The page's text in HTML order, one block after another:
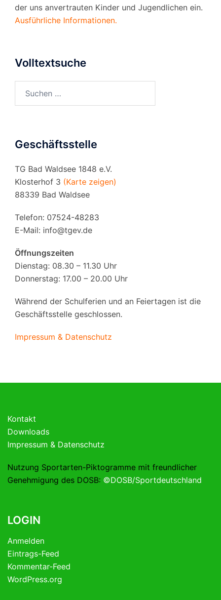
der uns anvertrauten Kinder und Jugendlichen ein.
Ausführliche Informationen.
Volltextsuche
nach:
Geschäftsstelle
TG Bad Waldsee 1848 e.V.
Klosterhof 3 (Karte zeigen)
88339 Bad Waldsee
Telefon: 07524-48283
E-Mail: info@tgev.de
Öffnungszeiten
Dienstag: 08.30 – 11.30 Uhr
Donnerstag: 17.00 – 20.00 Uhr
Während der Schulferien und an Feiertagen ist die
Geschäftsstelle geschlossen.
Impressum & Datenschutz
Kontakt
Downloads
Impressum & Datenschutz
Nutzung Sportarten-Piktogramme mit freundlicher
Genehmigung des DOSB: ©DOSB/Sportdeutschland
LOGIN
Anmelden
Eintrags-Feed
Kommentar-Feed
WordPress.org